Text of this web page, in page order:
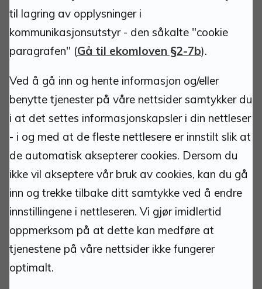
Kontakt:
postmottak@tynset.kommune.no
eDialog(sikker kanal for dokumentinnsending)
Tlf: 62 48 50 00 man-fre 10.00-15.00.
Teknisk vakttelefon
911 25 533
Om nettstedet:
til lagring av opplysninger i
kommunikasjonsutstyr - den såkalte "cookie
paragrafen" (Gå til ekomloven §2-7b).
Ved å gå inn og hente informasjon og/eller
benytte tjenester på våre nettsider samtykker du
i at det settes informasjonskapsler i din nettleser
- i og med at de fleste nettlesere er innstilt slik at
de automatisk aksepterer cookies. Dersom du
ikke vil akseptere vår bruk av cookies, kan du gå
inn og trekke tilbake ditt samtykke ved å endre
innstillingene i nettleseren. Vi gjør imidlertid
oppmerksom på at dette kan medføre at
tjenestene på våre nettsider ikke fungerer
optimalt.